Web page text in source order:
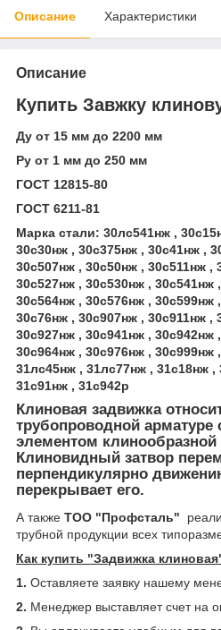
Описание Характеристики
Описание
Купить Завжку
Ду от 15 мм до 2200 мм
Ру от 1 мм до 250 мм
ГОСТ 12815-80
ГОСТ 6211-81
Марка стали: 30лс541нж ,
30с30нж , 30с375нж , 30с41нж ,
30с507нж , 30с50нж , 30с511нж ,
30с527нж , 30с530нж , 30с541нж
30с564нж , 30с576нж , 30с599нж
30с76нж , 30с907нж , 30с911нж ,
30с927нж , 30с941нж , 30с942нж
30с964нж , 30с976нж , 30с999нж
31лс45нж , 31лс77нж , 31с18нж ,
31с91нж , 31с942р
Клиновая задвижка
трубопроводной арматуре
элементом
Клиновидный затвор
перпендикулярно
перекрывает его.
А также ТОО "Профсталь"
трубной продукции всех
Как купить "Задвижка
1. Оставляете заявку нашему
2. Менеджер выставляет счет на